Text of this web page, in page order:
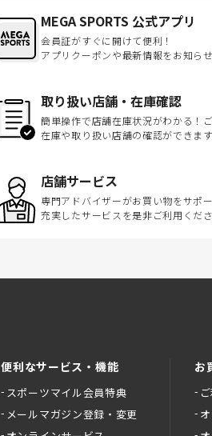
MEGA SPORTS 公式アプリ
会員証がすぐに開けて便利！
アプリクーポンや最新情報をお知らせ
取り扱い店舗・在庫確認
簡単操作で店舗在庫状況がわかる！
在庫や取り扱い店舗の確認ができます
店舗サービス
専門アドバイザーがお買い物をサポー
充実したサービスを是非ご利用くださ
便利なサービス・機能
スポーツマイル会員特典
メールマガジン登録・変更
お